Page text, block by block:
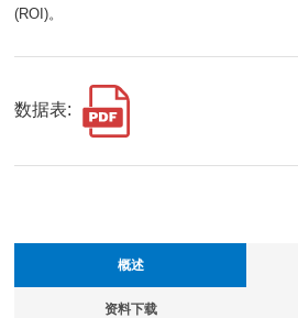
(ROI)。
数据表:
概述
资料下载